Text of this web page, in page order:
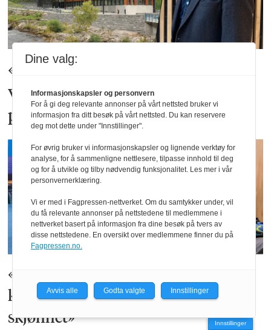
«Høgskulen på Vestlandet vil
vera godt vertskap for
politiutdanning»
DEBATT
«Asylpaktens store paradoks: Digital
kontroll lammer det politifaglige
skjønnet»
Innstillinger
Dine valg:
Informasjonskapsler og personvern
For å gi deg relevante annonser på vårt nettsted bruker vi
informasjon fra ditt besøk på vårt nettsted. Du kan reservere
deg mot dette under "Innstillinger".
For øvrig bruker vi informasjonskapsler og lignende verktøy for
analyse, for å sammenligne nettlesere, tilpasse innhold til deg
og for å utvikle og tilby nødvendig funksjonalitet. Les mer i vår
personvernerklæring.
Vi er med i Fagpressen-nettverket. Om du samtykker under, vil
du få relevante annonser på nettstedene til medlemmene i
nettverket basert på informasjon fra dine besøk på tvers av
disse nettstedene. En oversikt over medlemmene finner du på
Fagpressen.no.
Avvis alle Godta valgte Innstillinger